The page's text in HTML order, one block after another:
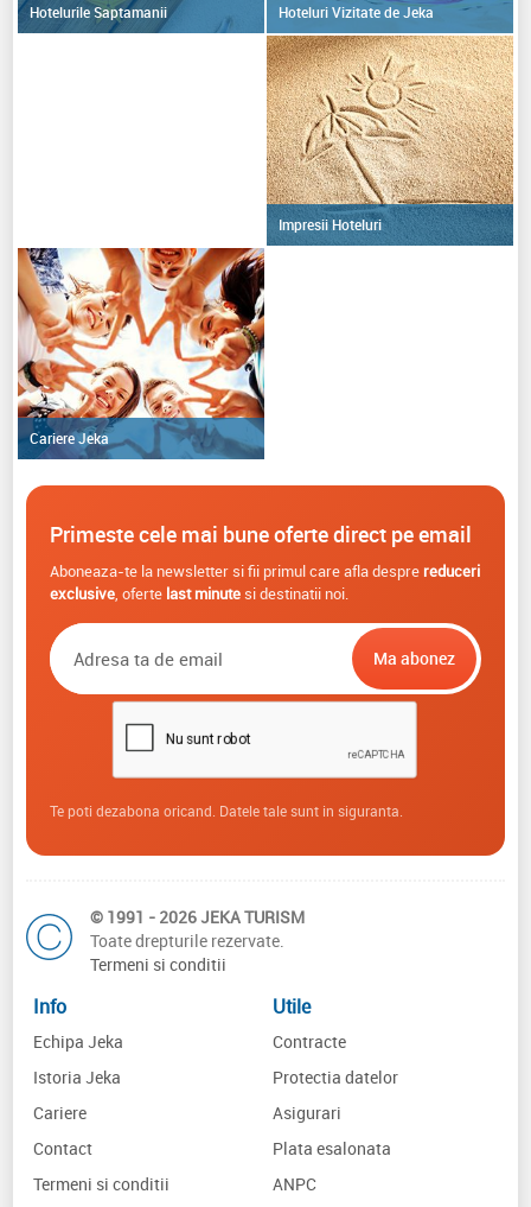
Hotelurile Saptamanii Hoteluri Vizitate de Jeka
Impresii Hoteluri
Cariere Jeka
Primeste cele mai bune oferte direct pe email
Aboneaza-te la newsletter si fii primul care afla despre reduceri
exclusive, oferte last minutesi destinatii noi.
Te poti dezabona oricand. Datele tale sunt in siguranta.
© 1991 - 2026 JEKA TURISM
Toate drepturile rezervate.
Termeni si conditii
Info
Echipa Jeka
Istoria Jeka
Cariere
Contact
Termeni si conditii
Utile
Contracte
Protectia datelor
Asigurari
Plata esalonata
ANPC